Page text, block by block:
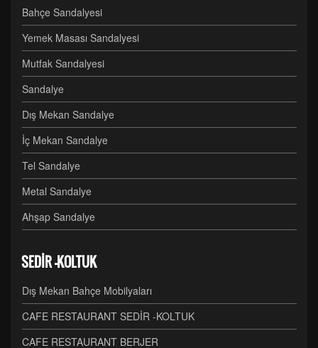
Bahçe Sandalyesi
Yemek Masası Sandalyesi
Mutfak Sandalyesi
Sandalye
Dış Mekan Sandalye
İç Mekan Sandalye
Tel Sandalye
Metal Sandalye
Ahşap Sandalye
SEDİR -KOLTUK
Dış Mekan Bahçe Mobilyaları
CAFE RESTAURANT SEDİR -KOLTUK
CAFE RESTAURANT BERJER